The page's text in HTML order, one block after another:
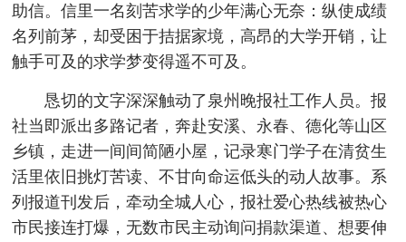
助信。信里一名刻苦求学的少年满心无奈：纵使成绩
名列前茅，却受困于拮据家境，高昂的大学开销，让
触手可及的求学梦变得遥不可及。
恳切的文字深深触动了泉州晚报社工作人员。报
社当即派出多路记者，奔赴安溪、永春、德化等山区
乡镇，走进一间间简陋小屋，记录寒门学子在清贫生
活里依旧挑灯苦读、不甘向命运低头的动人故事。系
列报道刊发后，牵动全城人心，报社爱心热线被热心
市民接连打爆，无数市民主动询问捐款渠道、想要伸